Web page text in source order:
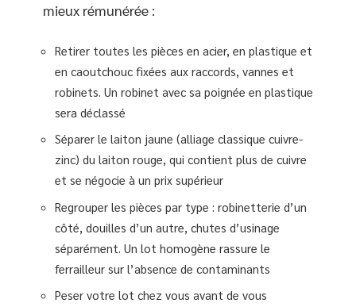
mieux rémunérée :
Retirer toutes les pièces en acier, en plastique et
en caoutchouc fixées aux raccords, vannes et
robinets. Un robinet avec sa poignée en plastique
sera déclassé
Séparer le laiton jaune (alliage classique cuivre-
zinc) du laiton rouge, qui contient plus de cuivre
et se négocie à un prix supérieur
Regrouper les pièces par type : robinetterie d’un
côté, douilles d’un autre, chutes d’usinage
séparément. Un lot homogène rassure le
ferrailleur sur l’absence de contaminants
Peser votre lot chez vous avant de vous